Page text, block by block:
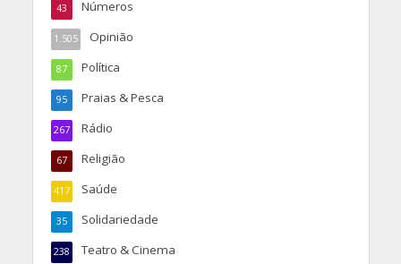
Números
43
Opinião
1.505
Política
87
Praias & Pesca
95
Rádio
267
Religião
67
Saúde
417
Solidariedade
35
Teatro & Cinema
238